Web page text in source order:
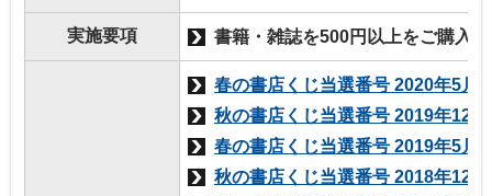
実施要項 書籍・雑誌を500円以上をご購入
春の書店くじ当選番号 2020年5月
秋の書店くじ当選番号 2019年12月
春の書店くじ当選番号 2019年5月
秋の書店くじ当選番号 2018年12月